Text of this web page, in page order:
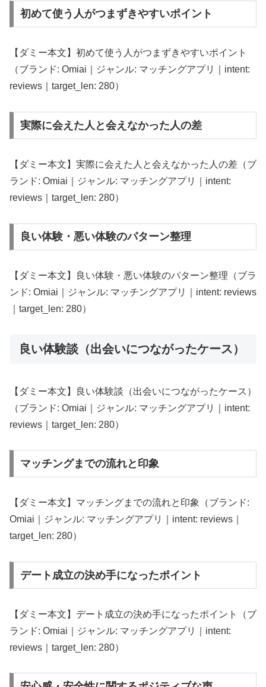
初めて使う人がつまずきやすいポイント
【ダミー本文】初めて使う人がつまずきやすいポイント
（ブランド: Omiai｜ジャンル: マッチングアプリ｜intent:
reviews｜target_len: 280）
実際に会えた人と会えなかった人の差
【ダミー本文】実際に会えた人と会えなかった人の差（ブ
ランド: Omiai｜ジャンル: マッチングアプリ｜intent:
reviews｜target_len: 280）
良い体験・悪い体験のパターン整理
【ダミー本文】良い体験・悪い体験のパターン整理（ブラ
ンド: Omiai｜ジャンル: マッチングアプリ｜intent: reviews
｜target_len: 280）
良い体験談（出会いにつながったケース）
【ダミー本文】良い体験談（出会いにつながったケース）
（ブランド: Omiai｜ジャンル: マッチングアプリ｜intent:
reviews｜target_len: 280）
マッチングまでの流れと印象
【ダミー本文】マッチングまでの流れと印象（ブランド:
Omiai｜ジャンル: マッチングアプリ｜intent: reviews｜
target_len: 280）
デート成立の決め手になったポイント
【ダミー本文】デート成立の決め手になったポイント（ブ
ランド: Omiai｜ジャンル: マッチングアプリ｜intent:
reviews｜target_len: 280）